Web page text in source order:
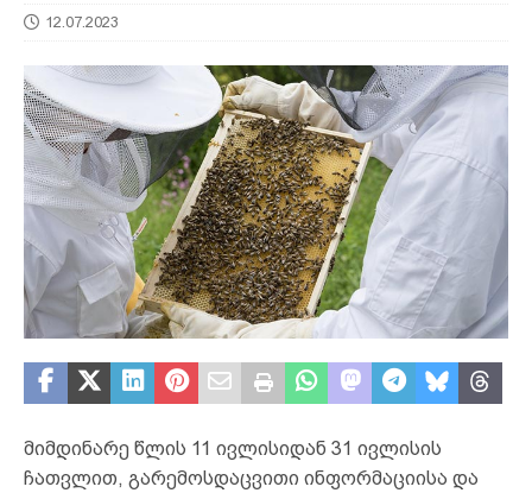
12.07.2023
მიმდინარე წლის 11 ივლისიდან 31 ივლისის
ჩათვლით, გარემოსდაცვითი ინფორმაციისა და